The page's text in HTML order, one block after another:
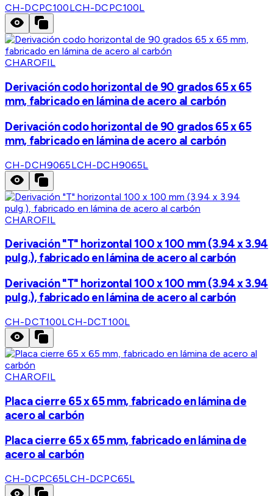
CH-DCPC100LCH-DCPC100L
CHAROFIL
Derivación codo horizontal de 90 grados 65 x 65
mm, fabricado en lámina de acero al carbón
Derivación codo horizontal de 90 grados 65 x 65
mm, fabricado en lámina de acero al carbón
CH-DCH9065LCH-DCH9065L
CHAROFIL
Derivación "T" horizontal 100 x 100 mm (3.94 x 3.94
pulg.), fabricado en lámina de acero al carbón
Derivación "T" horizontal 100 x 100 mm (3.94 x 3.94
pulg.), fabricado en lámina de acero al carbón
CH-DCT100LCH-DCT100L
CHAROFIL
Placa cierre 65 x 65 mm, fabricado en lámina de
acero al carbón
Placa cierre 65 x 65 mm, fabricado en lámina de
acero al carbón
CH-DCPC65LCH-DCPC65L